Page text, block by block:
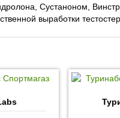
Сустаноном,
выработки